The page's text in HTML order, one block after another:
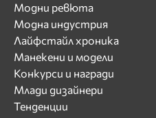
Модни ревюта
Модна индустрия
Лайфстайл хроника
Манекени и модели
Конкурси и награди
Млади дизайнери
Тенденции